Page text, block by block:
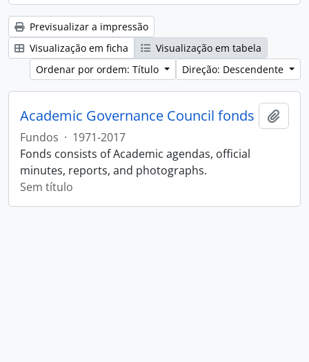
Previsualizar a impressão
Visualização em ficha
Visualização em tabela
Ordenar por ordem: Título
Direção: Descendente
Academic Governance Council fonds
Fundos · 1971-2017
Fonds consists of Academic agendas, official
minutes, reports, and photographs.
Sem título